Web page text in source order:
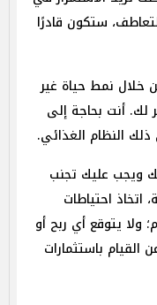
ستكون قادرًا
خلال نمط حياة غير
أنت بحاجة إلى
النظام الغذائي.
ويجب عليك تجنب
اتخاذ احتياطات
ولا يتوقع أي ربح أو
القيام باستثمارات